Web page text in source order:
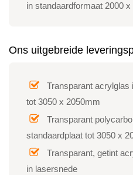
in standaardformaat 2000
Ons uitgebreide
Transparant acrylglas
tot 3050 x 2050mm
Transparant
standaardplaat tot 3050 x
Transparant, getint
in lasersnede